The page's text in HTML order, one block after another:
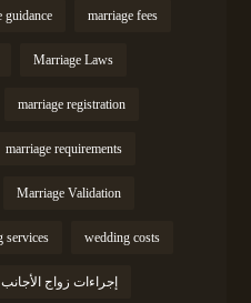
marriage fees
guidance
Marriage Laws
marriage registration
marriage requirements
Marriage Validation
wedding costs
services
إجراءات زواج الأجانب